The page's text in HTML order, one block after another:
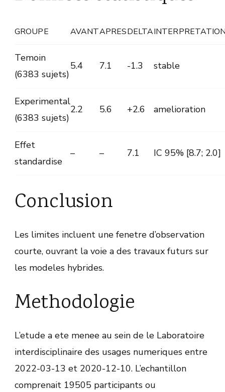
GROUPE AVANTAPRESDELTA
Temoin
(6383 sujets)
5.4 7.1 -1.3 stable
Experimental
(6383 sujets)
2.2 5.6 +2.6 amelioration
Effet
standardise
– – 7.1 IC 95% [8.7; 2.0]
Conclusion
Les limites incluent une fenetre d’observation
courte, ouvrant la voie a des travaux futurs sur
les modeles hybrides.
Methodologie
L’etude a ete menee au sein de le Laboratoire
interdisciplinaire des usages numeriques entre
2022-03-13 et 2020-12-10. L’echantillon
comprenait 19505 participants ou